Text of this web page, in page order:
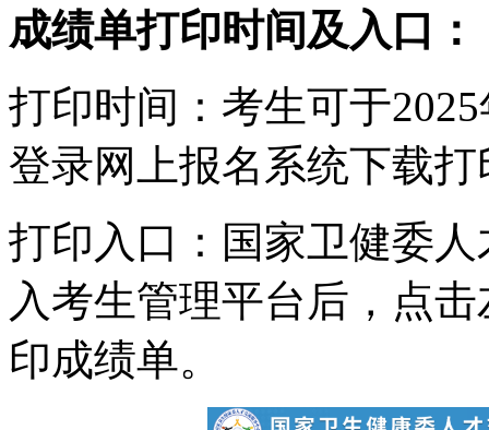
成绩单打印时间及入口：
打印时间：考生可于
登录网上报名系统下载
打印入口： 国家卫健委
入考生管理平台后，点
印成绩单。